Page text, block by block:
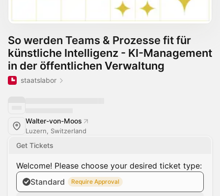
So werden Teams & Prozesse fit für
künstliche Intelligenz - KI-Management
in der öffentlichen Verwaltung
staatslabor
Walter-von-Moos
Luzern, Switzerland
Get Tickets
Welcome! Please choose your desired ticket type:
Standard
Require Approval